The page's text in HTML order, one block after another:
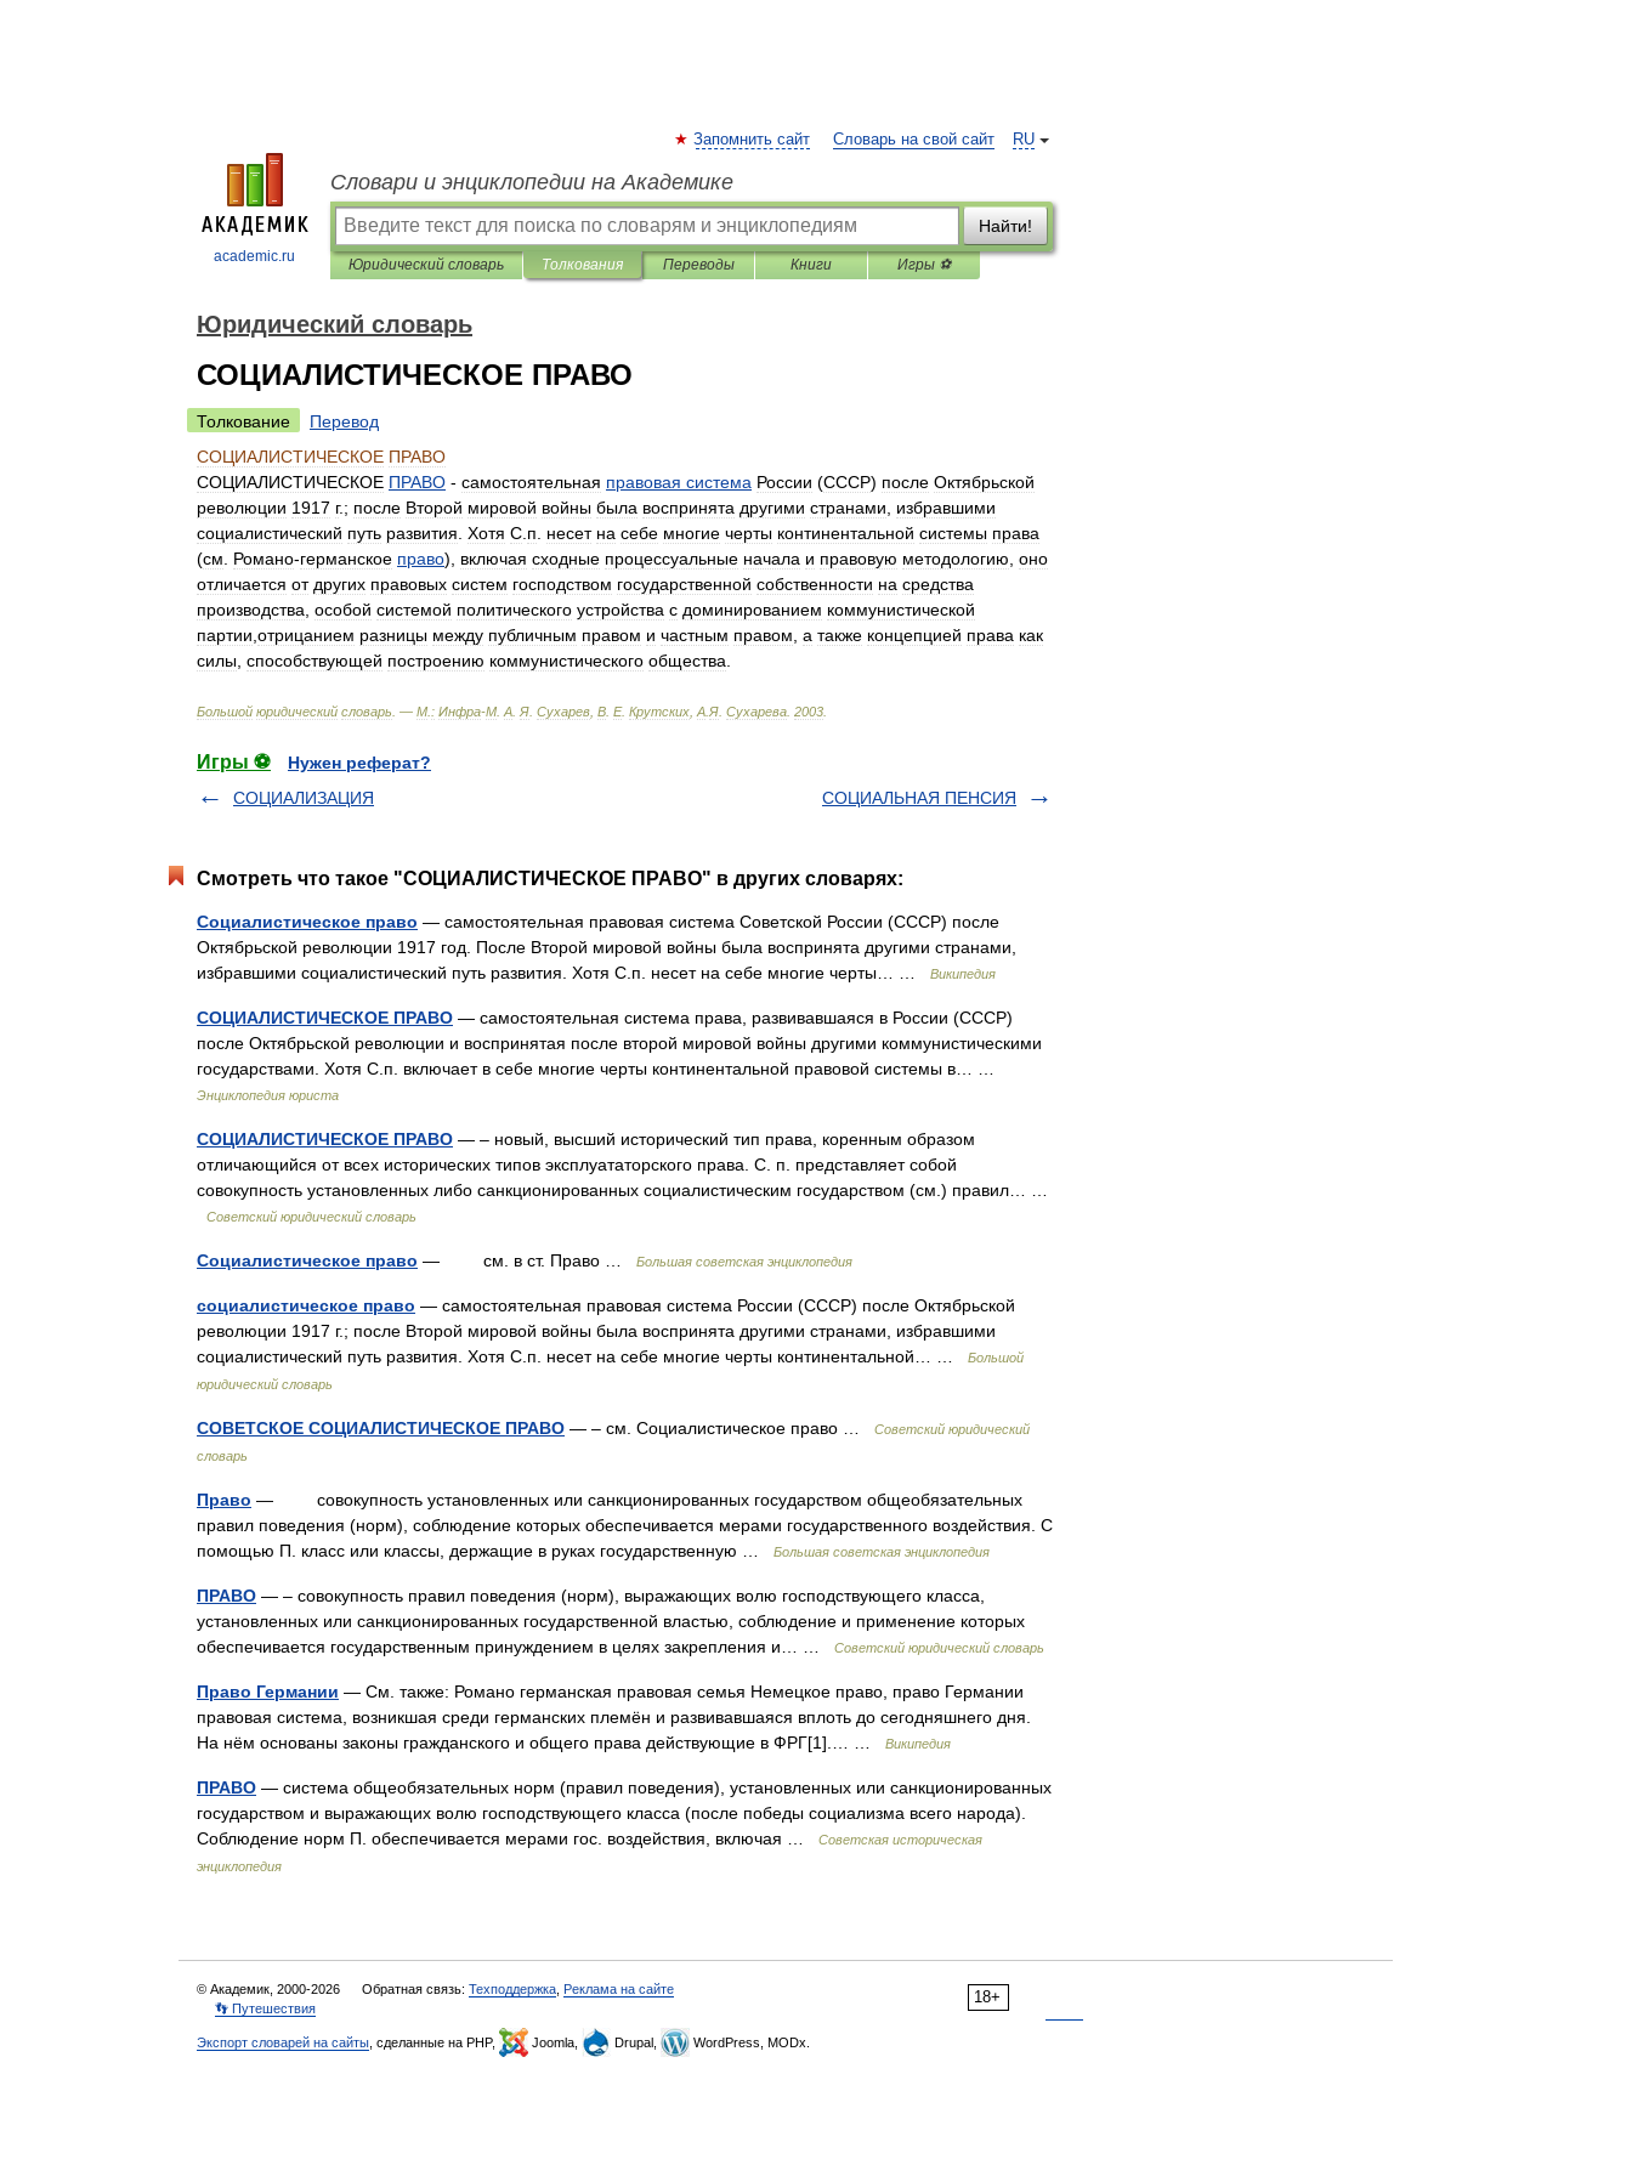
academic.ru
RU
Запомнить сайт Словарь на свой сайт
Словари и энциклопедии на Академике
Найти!
Юридический словарь Толкования Переводы Книги Игры ⚽
Юридический словарь
СОЦИАЛИСТИЧЕСКОЕ ПРАВО
Толкование
Перевод
СОЦИАЛИСТИЧЕСКОЕ ПРАВО
СОЦИАЛИСТИЧЕСКОЕ ПРАВО - самостоятельная правовая система России (СССР) после Октябрьской
революции 1917 г.; после Второй мировой войны была воспринята другими странами
избравшими
социалистический путь развития Хотя С п несет на себе многие черты континентальной системы права
(см Романо-германское право), включая сходные процессуальные начала и правовую методологию оно
отличается от других правовых систем господством государственной собственности на средства
производства особой системой политического устройства с доминированием коммунистической
партии отрицанием разницы между публичным правом и частным правом а также концепцией права как
силы способствующей построению коммунистического общества
Большой юридический словарь . — М : Инфра-М А Я Сухарев В Е. Крутских А Я Сухарева 2003
Игры ⚽
Нужен реферат?
СОЦИАЛИЗАЦИЯ
СОЦИАЛЬНАЯ ПЕНСИЯ
Смотреть что такое "СОЦИАЛИСТИЧЕСКОЕ ПРАВО" в других словарях:
Социалистическое право — самостоятельная правовая система Советской России (СССР) после
Октябрьской революции 1917 год. После Второй мировой войны была воспринята другими странами,
избравшими социалистический путь развития. Хотя С.п. несет на себе многие черты… …
Википедия
СОЦИАЛИСТИЧЕСКОЕ ПРАВО — самостоятельная система права, развивавшаяся в России (СССР)
после Октябрьской революции и воспринятая после второй мировой войны другими коммунистическими
государствами. Хотя С.п. включает в себе многие черты континентальной правовой системы в… …
Энциклопедия юриста
СОЦИАЛИСТИЧЕСКОЕ ПРАВО — – новый, высший исторический тип права, коренным образом
отличающийся от всех исторических типов эксплуататорского права. С. п. представляет собой
совокупность установленных либо санкционированных социалистическим государством (см.) правил… …
Советский юридический словарь
Социалистическое право — см. в ст. Право … Большая советская энциклопедия
социалистическое право — самостоятельная правовая система России (СССР) после Октябрьской
революции 1917 г.; после Второй мировой войны была воспринята другими странами, избравшими
социалистический путь развития. Хотя С.п. несет на себе многие черты континентальной… …
Большой
юридический словарь
СОВЕТСКОЕ СОЦИАЛИСТИЧЕСКОЕ ПРАВО — – см. Социалистическое право …
Советский юридический
словарь
Право — совокупность установленных или санкционированных государством общеобязательных
правил поведения (норм), соблюдение которых обеспечивается мерами государственного воздействия. С
помощью П. класс или классы, держащие в руках государственную …
Большая советская энциклопедия
ПРАВО — – совокупность правил поведения (норм), выражающих волю господствующего класса,
установленных или санкционированных государственной властью, соблюдение и применение которых
обеспечивается государственным принуждением в целях закрепления и… …
Советский юридический словарь
Право Германии — См. также: Романо германская правовая семья Немецкое право, право Германии
правовая система, возникшая среди германских племён и развивавшаяся вплоть до сегодняшнего дня.
На нём основаны законы гражданского и общего права действующие в ФРГ[1].… …
Википедия
ПРАВО — система общеобязательных норм (правил поведения), установленных или санкционированных
государством и выражающих волю господствующего класса (после победы социализма всего народа).
Соблюдение норм П. обеспечивается мерами гос. воздействия, включая …
Советская историческая
энциклопедия
18+
© Академик, 2000-2026 Обратная связь: Техподдержка Реклама на сайте
👣 Путешествия
Экспорт словарей на сайты , сделанные на PHP, Joomla, Drupal, WordPress, MODx.